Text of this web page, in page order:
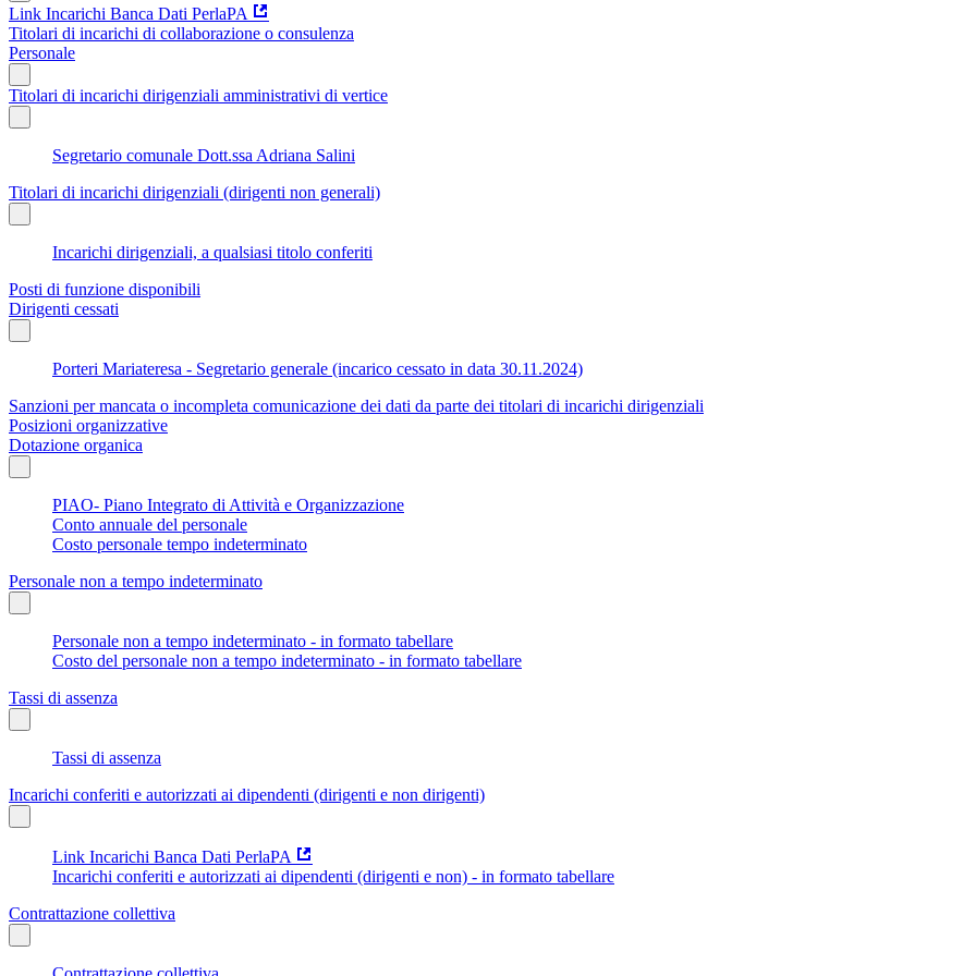
Link Incarichi Banca Dati PerlaPA
Titolari di incarichi di collaborazione o consulenza
Personale
Titolari di incarichi dirigenziali amministrativi di vertice
Segretario comunale Dott.ssa Adriana Salini
Titolari di incarichi dirigenziali (dirigenti non generali)
Incarichi dirigenziali, a qualsiasi titolo conferiti
Posti di funzione disponibili
Dirigenti cessati
Porteri Mariateresa - Segretario generale (incarico cessato in data 30.11.2024)
Sanzioni per mancata o incompleta comunicazione dei dati da parte dei titolari di incarichi dirigenziali
Posizioni organizzative
Dotazione organica
PIAO- Piano Integrato di Attività e Organizzazione
Conto annuale del personale
Costo personale tempo indeterminato
Personale non a tempo indeterminato
Personale non a tempo indeterminato - in formato tabellare
Costo del personale non a tempo indeterminato - in formato tabellare
Tassi di assenza
Tassi di assenza
Incarichi conferiti e autorizzati ai dipendenti (dirigenti e non dirigenti)
Link Incarichi Banca Dati PerlaPA
Incarichi conferiti e autorizzati ai dipendenti (dirigenti e non) - in formato tabellare
Contrattazione collettiva